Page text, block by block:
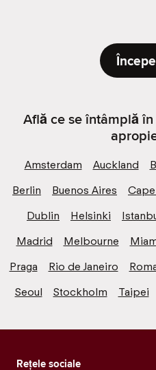
Află ce se întâmplă
Amsterdam Auckland
Berlin
Buenos Aires
Dublin
Helsinki
Madrid
Melbourne
Praga
Rio de Janeiro
Seoul
Stockholm Taipei
Rețele sociale